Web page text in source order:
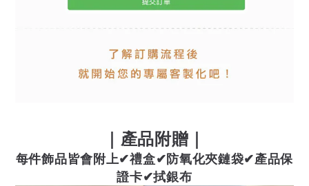
｜產品附贈｜
每件飾品皆會附上✔禮盒✔防氧化夾鏈袋✔產品保
證卡✔拭銀布